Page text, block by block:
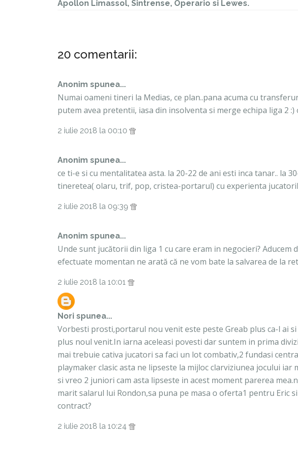
Apollon Limassol, Sintrense, Operario si Lewes.
20 comentarii:
Anonim spunea...
Numai oameni tineri la Medias, ce plan..pana acuma cu
putem avea pretentii, iasa din insolventa si merge echipa liga 2 :)
2 iulie 2018 la 00:10
Anonim spunea...
ce ti-e si cu mentalitatea asta. la 20-22 de ani esti inca tanar.. la
tineretea( olaru, trif, pop, cristea-portarul) cu experienta
2 iulie 2018 la 09:39
Anonim spunea...
Unde sunt jucătorii din liga 1 cu care eram in negocieri?
efectuate momentan ne arată că ne vom bate la salvarea de la
2 iulie 2018 la 10:01
Nori spunea...
Vorbesti prosti,portarul nou venit este peste Greab plus ca-l ai
plus noul venit.In iarna aceleasi povesti dar suntem in prima
mai trebuie cativa jucatori sa faci un lot combativ,2 fundasi
playmaker clasic asta ne lipseste la mijloc clarviziunea jocului
si vreo 2 juniori cam asta lipseste in acest moment parerea
marit salarul lui Rondon,sa puna pe masa o oferta1 pentru Eric
contract?
2 iulie 2018 la 10:24